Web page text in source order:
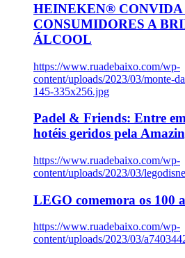
HEINEKEN® CONVIDA
CONSUMIDORES A
ÁLCOOL
https://www.ruadebaixo.com/wp-
content/uploads/2023/03/monte-
145-335x256.jpg
Padel & Friends: Entre
hotéis geridos pela
https://www.ruadebaixo.com/wp-
content/uploads/2023/03/
LEGO comemora os 100
https://www.ruadebaixo.com/wp-
content/uploads/2023/03/